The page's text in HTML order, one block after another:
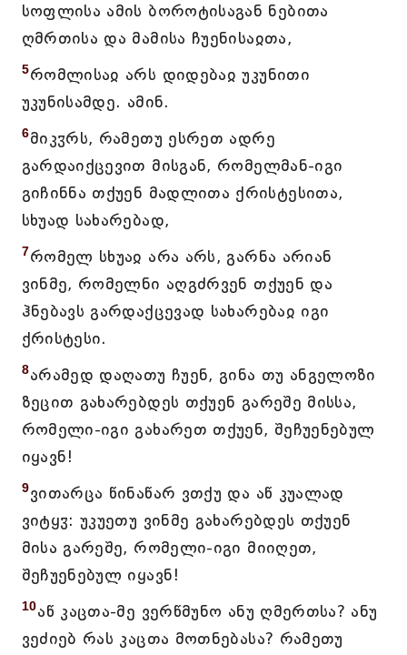
სოფლისა ამის ბოროტისაგან ნებითა
ღმრთისა და მამისა ჩუენისაჲთა,
5რომლისაჲ არს დიდებაჲ უკუნითი
უკუნისამდე. ამინ.
6მიკჳრს, რამეთუ ესრეთ ადრე
გარდაიქცევით მისგან, რომელმან-იგი
გიჩინნა თქუენ მადლითა ქრისტესითა,
სხუად სახარებად,
7რომელ სხუაჲ არა არს, გარნა არიან
ვინმე, რომელნი აღგძრვენ თქუენ და
ჰნებავს გარდაქცევად სახარებაჲ იგი
ქრისტესი.
8არამედ დაღათუ ჩუენ, გინა თუ ანგელოზი
ზეცით გახარებდეს თქუენ გარეშე მისსა,
რომელი-იგი გახარეთ თქუენ, შეჩუენებულ
იყავნ!
9ვითარცა წინაწარ ვთქუ და აწ კუალად
ვიტყჳ: უკუეთუ ვინმე გახარებდეს თქუენ
მისა გარეშე, რომელი-იგი მიიღეთ,
შეჩუენებულ იყავნ!
10აწ კაცთა-მე ვერწმუნო ანუ ღმერთსა? ანუ
ვეძიებ რას კაცთა მოთნებასა? რამეთუ